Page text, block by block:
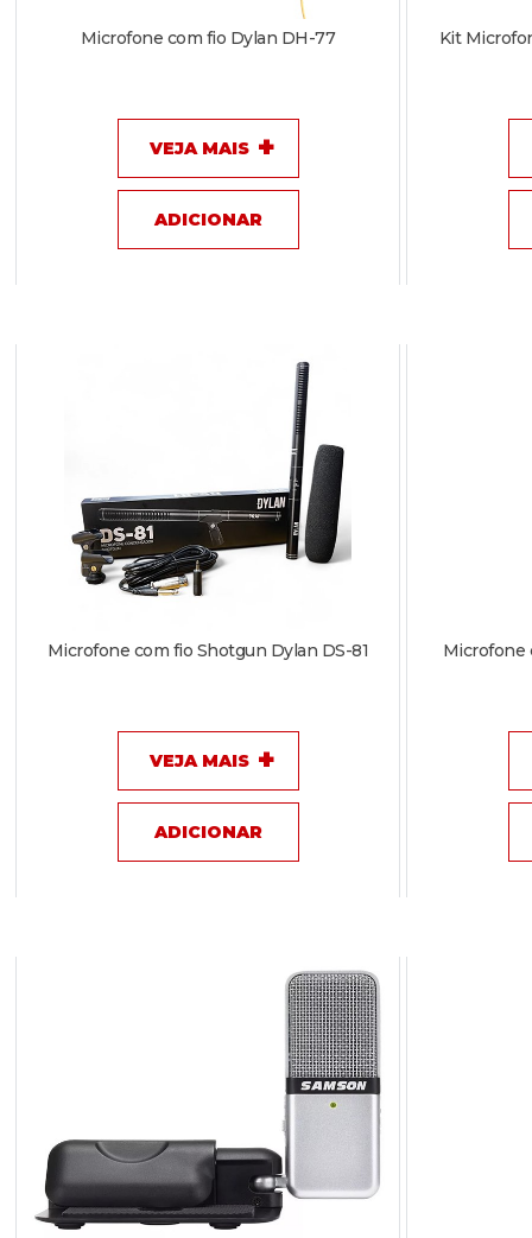
Microfone com fio Dylan DH-77
VEJA MAIS
ADICIONAR
Kit
Microfone com fio Shotgun Dylan DS-81
VEJA MAIS
ADICIONAR
Microfone